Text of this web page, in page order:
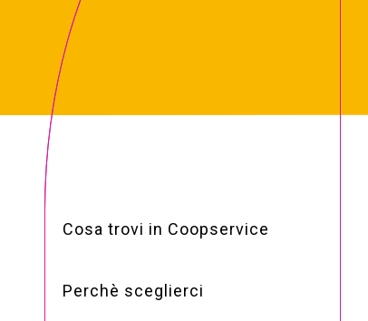
Cosa trovi in Coopservice
Perchè sceglierci